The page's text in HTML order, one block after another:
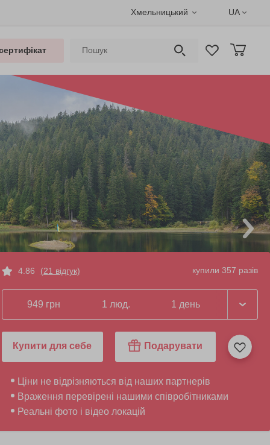
Хмельницький UA
4.86 (21 відгук) купили 357 разів
949 грн 1 люд. 1 день
Купити для себе Подарувати
Ціни не відрізняються від наших партнерів
Враження перевірені нашими співробітниками
Реальні фото і відео локацій